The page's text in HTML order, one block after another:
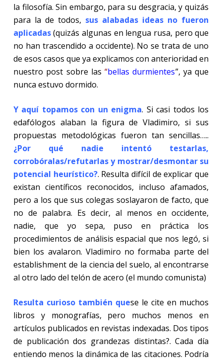
la filosofía. Sin embargo, para su desgracia, y quizás
para la de todos, sus alabadas ideas no fueron
aplicadas(quizás algunas en lengua rusa, pero que
no han trascendido a occidente). No se trata de uno
de esos casos que ya explicamos con anterioridad en
nuestro post sobre las “bellas durmientes”, ya que
nunca estuvo dormido.
Y aquí topamos con un enigma. Si casi todos los
edafólogos alaban la figura de Vladimiro, si sus
propuestas metodológicas fueron tan sencillas…..
¿Por qué nadie intentó testarlas,
corrobóralas/refutarlas y mostrar/desmontar su
potencial heurístico?. Resulta difícil de explicar que
existan científicos reconocidos, incluso afamados,
pero a los que sus colegas soslayaron de facto, que
no de palabra. Es decir, al menos en occidente,
nadie, que yo sepa, puso en práctica los
procedimientos de análisis espacial que nos legó, si
bien los avalaron. Vladimiro no formaba parte del
establishment de la ciencia del suelo, al encontrarse
al otro lado del telón de acero (el mundo comunista)
Resulta curioso también quese le cite en muchos
libros y monografías, pero muchos menos en
artículos publicados en revistas indexadas. Dos tipos
de publicación dos grandezas distintas?. Cada día
entiendo menos la dinámica de las citaciones. Podría